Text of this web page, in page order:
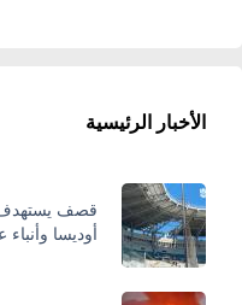
الأخبار الرئيسية
قصف
أوديسا